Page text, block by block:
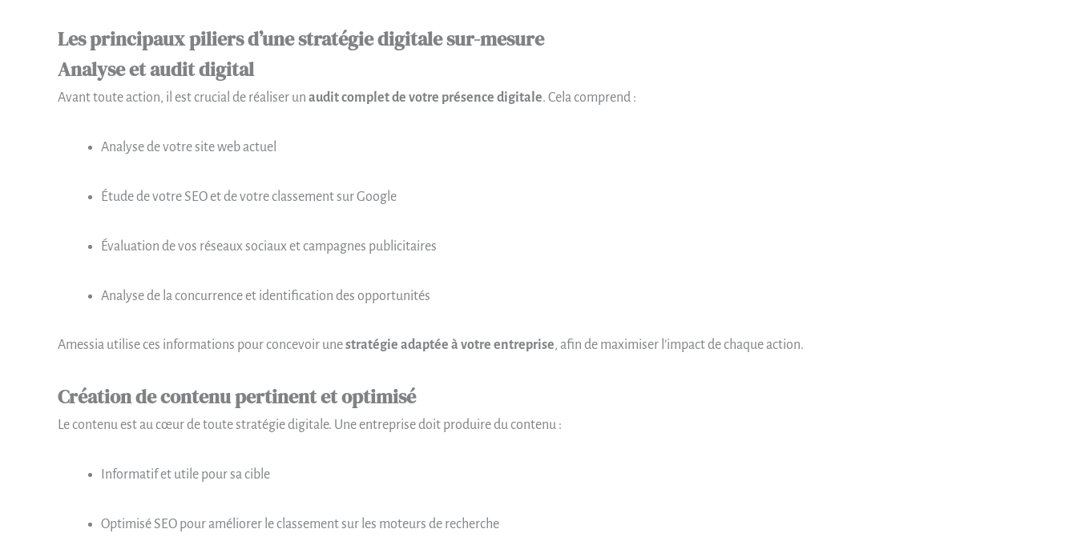
Les principaux piliers d’une stratégie digitale sur-mesure
Analyse et audit digital
Avant toute action, il est crucial de réaliser un audit complet de votre présence digitale. Cela comprend :
Analyse de votre site web actuel
Étude de votre SEO et de votre classement sur Google
Évaluation de vos réseaux sociaux et campagnes publicitaires
Analyse de la concurrence et identification des opportunités
Amessia utilise ces informations pour concevoir unestratégie adaptée à votre entreprise, afin de maximiser l’impact de chaque action.
Création de contenu pertinent et optimisé
Le contenu est au cœur de toute stratégie digitale. Une entreprise doit produire du contenu :
Informatif et utile pour sa cible
Optimisé SEO pour améliorer le classement sur les moteurs de recherche